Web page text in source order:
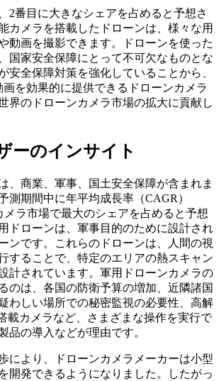
2番目に大きなシェアを占めると予想さ
カメラを搭載したドローンは、様々な用
動画を撮影できます。ドローンを使った
国家安全保障にとって不可欠なものとな
安全保障対策を強化していることから、
を効果的に提供できるドローンカメラ
界のドローンカメラ市場の拡大に貢献し
ーのインサイト
、商業、軍事、国土安全保障が含まれま
測期間中に年平均成長率（CAGR）
メラ市場で最大のシェアを占めると予想
ドローンは、軍事目的のために設計され
ンです。これらのドローンは、人間の視
することで、特定のエリアの熱スキャン
計されています。軍用ドローンカメラの
のは、各国の防衛予算の増加、近隣諸国
わしい場所での秘密監視の必要性、高解
載カメラなど、さまざまな操作を実行で
品の導入などが理由です。
により、ドローンカメラメーカーは小型
開発できるようになりました。したがっ